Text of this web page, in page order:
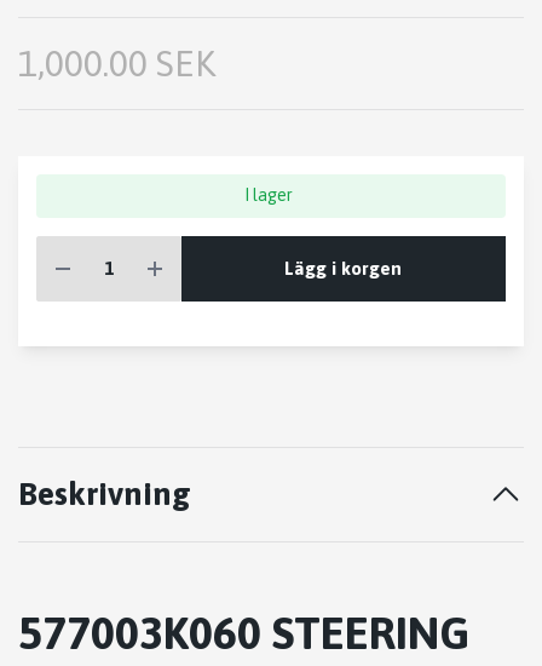
1,000.00 SEK
I lager
Lägg i korgen
Beskrivning
577003K060 STEERING